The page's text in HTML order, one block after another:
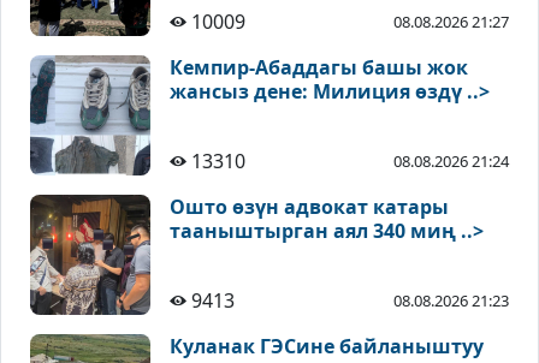
10009
08.08.2026 21:27
Кемпир-Абаддагы башы жок
жансыз дене: Милиция өздү ..>
13310 08.08.2026 21:24
Ошто өзүн адвокат катары
тааныштырган аял 340 миң ..>
9413 08.08.2026 21:23
Куланак ГЭСине байланыштуу